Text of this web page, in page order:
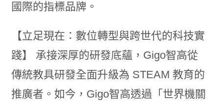
國際的指標品牌。
【立足現在：數位轉型與跨世代的科技實
踐】 承接深厚的研發底蘊，Gigo智高從
傳統教具研發全面升級為 STEAM 教育的
推廣者。如今，Gigo智高透過「世界機關